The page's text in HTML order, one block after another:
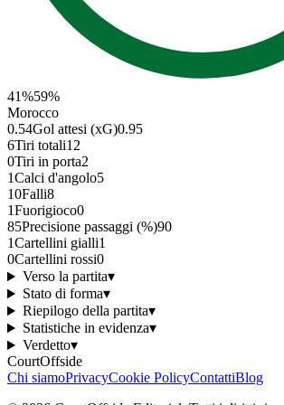
41%59%
Morocco
0.54Gol attesi (xG)0.95
6Tiri totali12
0Tiri in porta2
1Calci d'angolo5
10Falli8
1Fuorigioco0
85Precisione passaggi (%)90
1Cartellini gialli1
0Cartellini rossi0
Verso la partita▾
Stato di forma▾
Riepilogo della partita▾
Statistiche in evidenza▾
Verdetto▾
CourtOffside
Chi siamoPrivacyCookie PolicyContattiBlog